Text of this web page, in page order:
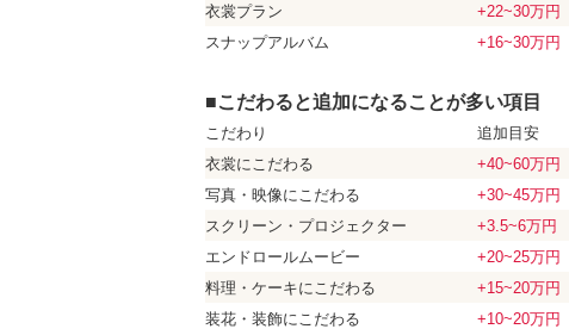
衣裳プラン
+22~30万円
スナップアルバム
+16~30万円
■こだわると追加になることが多い項目
こだわり 追加目安
衣裳に こだわる +40~60万円
写真・映像に こだわる +30~45万円
スクリーン・ プロジェクター +3.5~6万円
エンドロールムービー +20~25万円
料理・ケーキに こだわる +15~20万円
装花・装飾に こだわる +10~20万円